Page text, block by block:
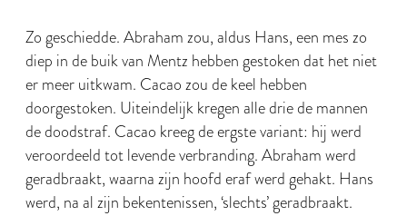
Zo geschiedde. Abraham zou, aldus Hans, een mes zo
diep in de buik van Mentz hebben gestoken dat het niet
er meer uitkwam. Cacao zou de keel hebben
doorgestoken. Uiteindelijk kregen alle drie de mannen
de doodstraf. Cacao kreeg de ergste variant: hij werd
veroordeeld tot levende verbranding. Abraham werd
geradbraakt, waarna zijn hoofd eraf werd gehakt. Hans
werd, na al zijn bekentenissen, ‘slechts’ geradbraakt.